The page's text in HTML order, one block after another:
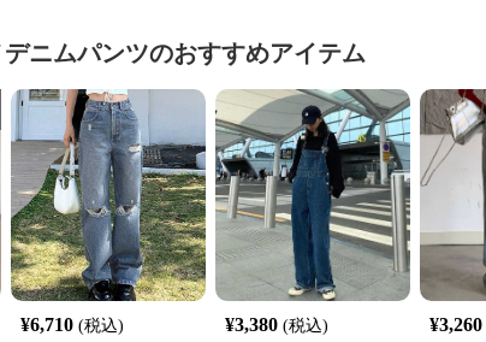
デニムパンツのおすすめアイテム
¥6,710 (税込)
¥3,380 (税込)
¥3,260